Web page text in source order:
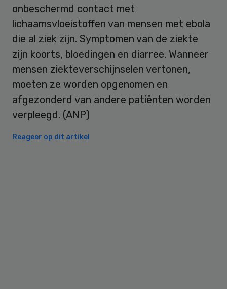
onbeschermd contact met
lichaamsvloeistoffen van mensen met ebola
die al ziek zijn. Symptomen van de ziekte
zijn koorts, bloedingen en diarree. Wanneer
mensen ziekteverschijnselen vertonen,
moeten ze worden opgenomen en
afgezonderd van andere patiënten worden
verpleegd. (ANP)
Reageer op dit artikel